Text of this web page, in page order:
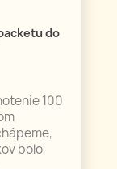
do
100
bolo